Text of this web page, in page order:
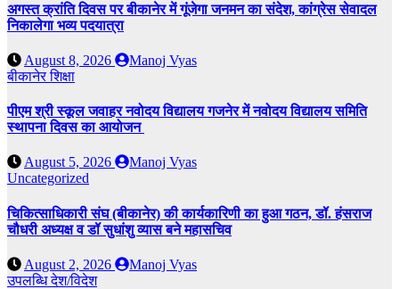
अगस्त क्रांति दिवस पर बीकानेर में गूंजेगा जनमन का संदेश, कांग्रेस सेवादल
निकालेगा भव्य पदयात्रा
August 8, 2026
Manoj Vyas
बीकानेरशिक्षा
पीएम श्री स्कूल जवाहर नवोदय विद्यालय गजनेर में नवोदय विद्यालय समिति
स्थापना दिवस का आयोजन
August 5, 2026
Manoj Vyas
Uncategorized
चिकित्साधिकारी संघ (बीकानेर) की कार्यकारिणी का हुआ गठन, डॉ. हंसराज
चौधरी अध्यक्ष व डॉ सुधांशु व्यास बने महासचिव
August 2, 2026
Manoj Vyas
उपलब्धिदेश/विदेश